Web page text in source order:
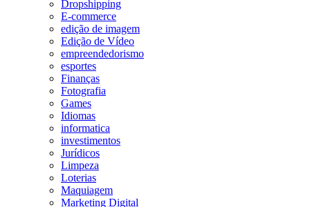
Dropshipping
E-commerce
edição de imagem
Edição de Vídeo
empreendedorismo
esportes
Finanças
Fotografia
Games
Idiomas
informatica
investimentos
Jurídicos
Limpeza
Loterias
Maquiagem
Marketing Digital